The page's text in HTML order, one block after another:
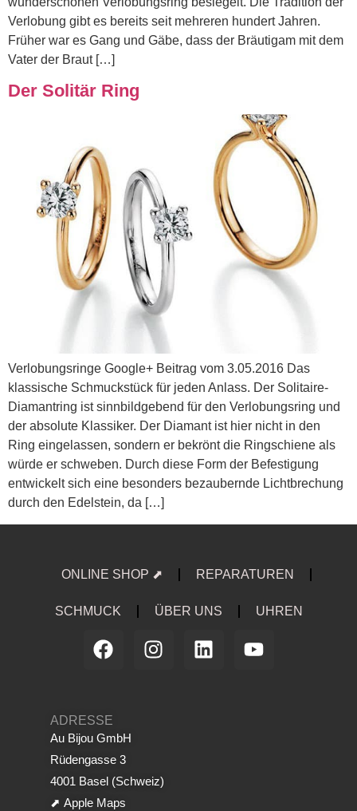
Verlobung gibt es bereits seit mehreren hundert Jahren.
Früher war es Gang und Gäbe, dass der Bräutigam mit dem
Vater der Braut […]
Der Solitär Ring
Verlobungsringe Google+ Beitrag vom 3.05.2016 Das
klassische Schmuckstück für jeden Anlass. Der Solitaire-
Diamantring ist sinnbildgebend für den Verlobungsring und
der absolute Klassiker. Der Diamant ist hier nicht in den
Ring eingelassen, sondern er bekrönt die Ringschiene als
würde er schweben. Durch diese Form der Befestigung
entwickelt sich eine besonders bezaubernde Lichtbrechung
durch den Edelstein, da […]
ONLINE SHOP ⬈ REPARATUREN
SCHMUCK ÜBER UNS UHREN
ADRESSE
Au Bijou GmbH
Rüdengasse 3
4001 Basel (Schweiz)
⬈ Apple Maps